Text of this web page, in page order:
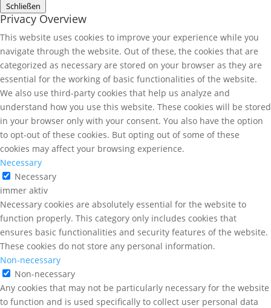
Schließen
Privacy Overview
This website uses cookies to improve your experience while you
navigate through the website. Out of these, the cookies that are
categorized as necessary are stored on your browser as they are
essential for the working of basic functionalities of the website.
We also use third-party cookies that help us analyze and
understand how you use this website. These cookies will be stored
in your browser only with your consent. You also have the option
to opt-out of these cookies. But opting out of some of these
cookies may affect your browsing experience.
Necessary
Necessary
immer aktiv
Necessary cookies are absolutely essential for the website to
function properly. This category only includes cookies that
ensures basic functionalities and security features of the website.
These cookies do not store any personal information.
Non-necessary
Non-necessary
Any cookies that may not be particularly necessary for the website
to function and is used specifically to collect user personal data